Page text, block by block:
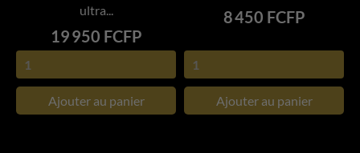
ultra...
Prix
19 950 FCFP
Ajouter au panier
Prix
8 450 FCFP
Ajouter au panier